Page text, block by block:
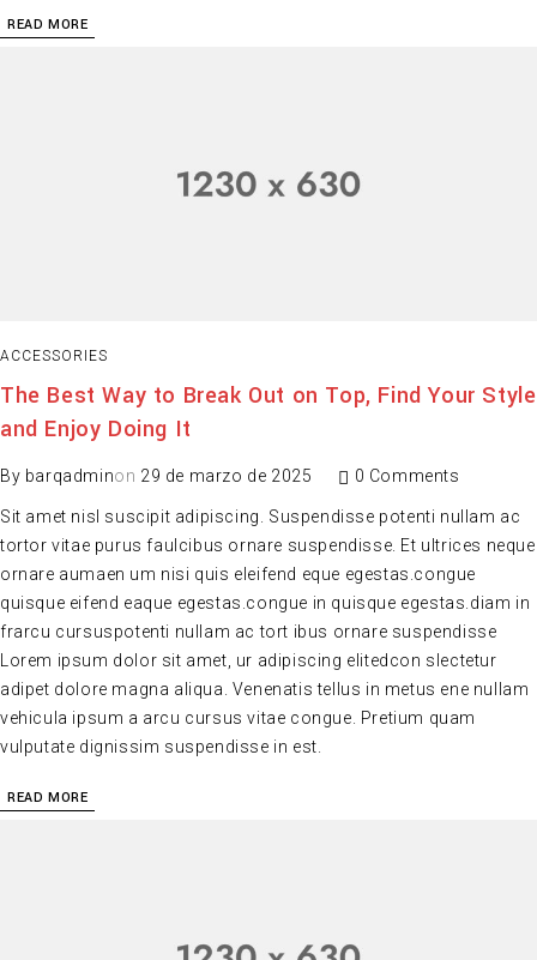
READ MORE
ACCESSORIES
The Best Way to Break Out on Top, Find Your Style
and Enjoy Doing It
By barqadminon 29 de marzo de 2025 0 Comments
Sit amet nisl suscipit adipiscing. Suspendisse potenti nullam ac
tortor vitae purus faulcibus ornare suspendisse. Et ultrices neque
ornare aumaen um nisi quis eleifend eque egestas.congue
quisque eifend eaque egestas.congue in quisque egestas.diam in
frarcu cursuspotenti nullam ac tort ibus ornare suspendisse
Lorem ipsum dolor sit amet, ur adipiscing elitedcon slectetur
adipet dolore magna aliqua. Venenatis tellus in metus ene nullam
vehicula ipsum a arcu cursus vitae congue. Pretium quam
vulputate dignissim suspendisse in est.
READ MORE